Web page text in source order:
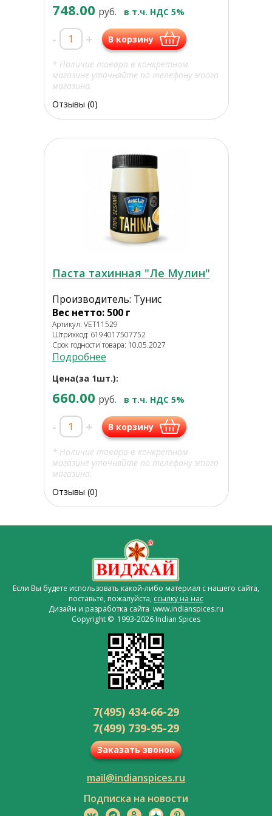
748.00 руб. в т.ч. НДС 5%
- + В корзину
* Наличие товара в конкретном
магазине уточняйте по телефону этого
магазина.
Отзывы (0)
Паста тахинная "Ле Мулин"
Производитель: Тунис
Вес нетто: 500 г
Артикул: VET11529
Штрихкод: 6194017507752
Срок годности товара: 10.05.2027
Подробнее
Цена(за 1шт.):
660.00 руб. в т.ч. НДС 5%
- + В корзину
* Наличие товара в конкретном
магазине уточняйте по телефону этого
магазина.
Отзывы (0)
Если Вы будете использовать какой-либо материал с нашего сайта,
поставьте, пожалуйста, ссылку на нас
Дизайн и разработка сайта www.indianspices.ru
Copyright © 1993-2026 Indian Spices
7(495) 434-66-29
7(499) 739-95-29
Заказать звонок
mail@indianspices.ru
Подписка на новости